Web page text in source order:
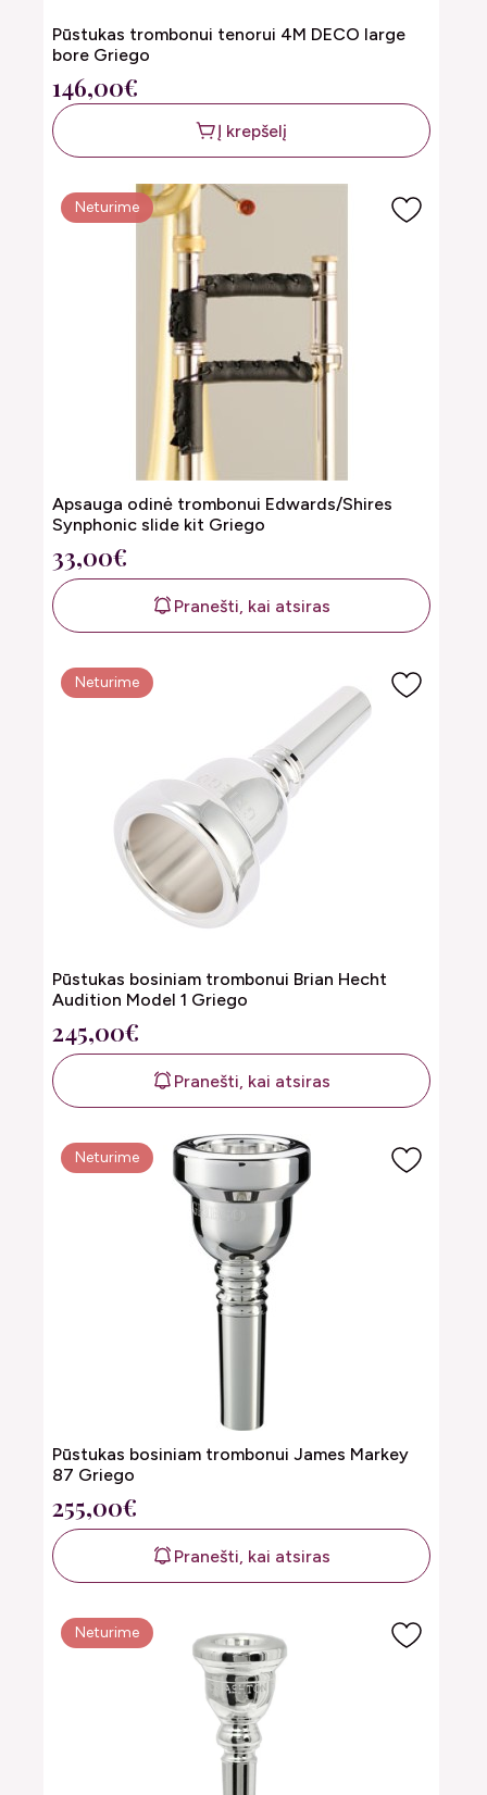
Pūstukas trombonui tenorui 4M DECO large
bore Griego
146,00€
Į krepšelį
Neturime
Apsauga odinė trombonui Edwards/Shires
Synphonic slide kit Griego
33,00€
Pranešti, kai atsiras
Neturime
Pūstukas bosiniam trombonui Brian Hecht
Audition Model 1 Griego
245,00€
Pranešti, kai atsiras
Neturime
Pūstukas bosiniam trombonui James Markey
87 Griego
255,00€
Pranešti, kai atsiras
Neturime